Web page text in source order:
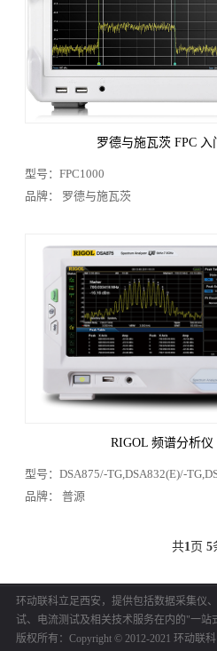
罗德与施瓦茨 FPC
型号：FPC1000
品牌： 罗德与施瓦茨
RIGOL 频谱分析仪
型号：DSA875/-TG,DSA832(E)/-
品牌： 普源
共1页 5
环动联科立足西安，提供包括数据采集仪
试、电流测试及相关技术服务在内的"一站
版权所有：Copyright © 2012-2021 环动联